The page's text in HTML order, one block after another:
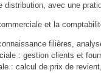
distribution, avec une
et la
filières,
: gestion clients et
: calcul de prix de